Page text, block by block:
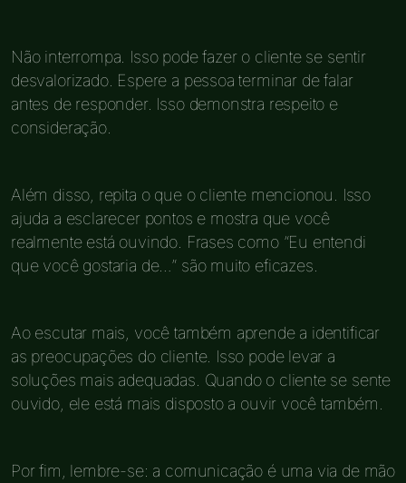
Não interrompa. Isso pode fazer o cliente se sentir
desvalorizado. Espere a pessoa terminar de falar
antes de responder. Isso demonstra respeito e
consideração.
Além disso, repita o que o cliente mencionou. Isso
ajuda a esclarecer pontos e mostra que você
realmente está ouvindo. Frases como “Eu entendi
que você gostaria de…” são muito eficazes.
Ao escutar mais, você também aprende a identificar
as preocupações do cliente. Isso pode levar a
soluções mais adequadas. Quando o cliente se sente
ouvido, ele está mais disposto a ouvir você também.
Por fim, lembre-se: a comunicação é uma via de mão